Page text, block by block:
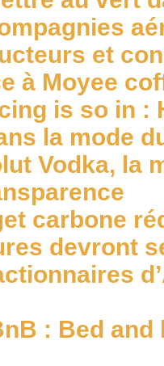
et
à Moyee
is so in :
la mode
Vodka, la
carbone
devront
: Bed